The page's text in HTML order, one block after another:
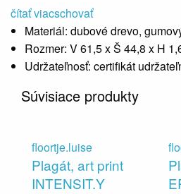
čítať viacschovať
Materiál: dubové drevo,
Rozmer: V 61,5 x Š 44,8 x H
Udržateľnosť: certifikát
Súvisiace produkty
floortje.luise
Plagát, art print
INTENSIT.Y